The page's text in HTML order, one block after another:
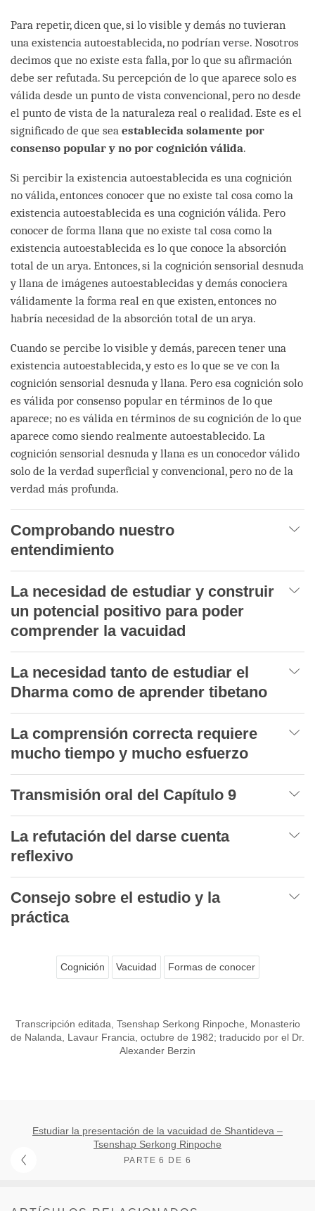
Para repetir, dicen que, si lo visible y demás no tuvieran
una existencia autoestablecida, no podrían verse. Nosotros
decimos que no existe esta falla, por lo que su afirmación
debe ser refutada. Su percepción de lo que aparece solo es
válida desde un punto de vista convencional, pero no desde
el punto de vista de la naturaleza real o realidad. Este es el
significado de que sea establecida solamente por
consenso popular y no por cognición válida.
Si percibir la existencia autoestablecida es una cognición
no válida, entonces conocer que no existe tal cosa como la
existencia autoestablecida es una cognición válida. Pero
conocer de forma llana que no existe tal cosa como la
existencia autoestablecida es lo que conoce la absorción
total de un arya. Entonces, si la cognición sensorial desnuda
y llana de imágenes autoestablecidas y demás conociera
válidamente la forma real en que existen, entonces no
habría necesidad de la absorción total de un arya.
Cuando se percibe lo visible y demás, parecen tener una
existencia autoestablecida, y esto es lo que se ve con la
cognición sensorial desnuda y llana. Pero esa cognición solo
es válida por consenso popular en términos de lo que
aparece; no es válida en términos de su cognición de lo que
aparece como siendo realmente autoestablecido. La
cognición sensorial desnuda y llana es un conocedor válido
solo de la verdad superficial y convencional, pero no de la
verdad más profunda.
Comprobando nuestro
entendimiento
La necesidad de estudiar y construir
un potencial positivo para poder
comprender la vacuidad
La necesidad tanto de estudiar el
Dharma como de aprender tibetano
La comprensión correcta requiere
mucho tiempo y mucho esfuerzo
Transmisión oral del Capítulo 9
La refutación del darse cuenta
reflexivo
Consejo sobre el estudio y la
práctica
Cognición Vacuidad Formas de conocer
Transcripción editada, Tsenshap Serkong Rinpoche, Monasterio
de Nalanda, Lavaur Francia, octubre de 1982; traducido por el Dr.
Alexander Berzin
Estudiar la presentación de la vacuidad de Shantideva –
Tsenshap Serkong Rinpoche
PARTE 6 DE 6